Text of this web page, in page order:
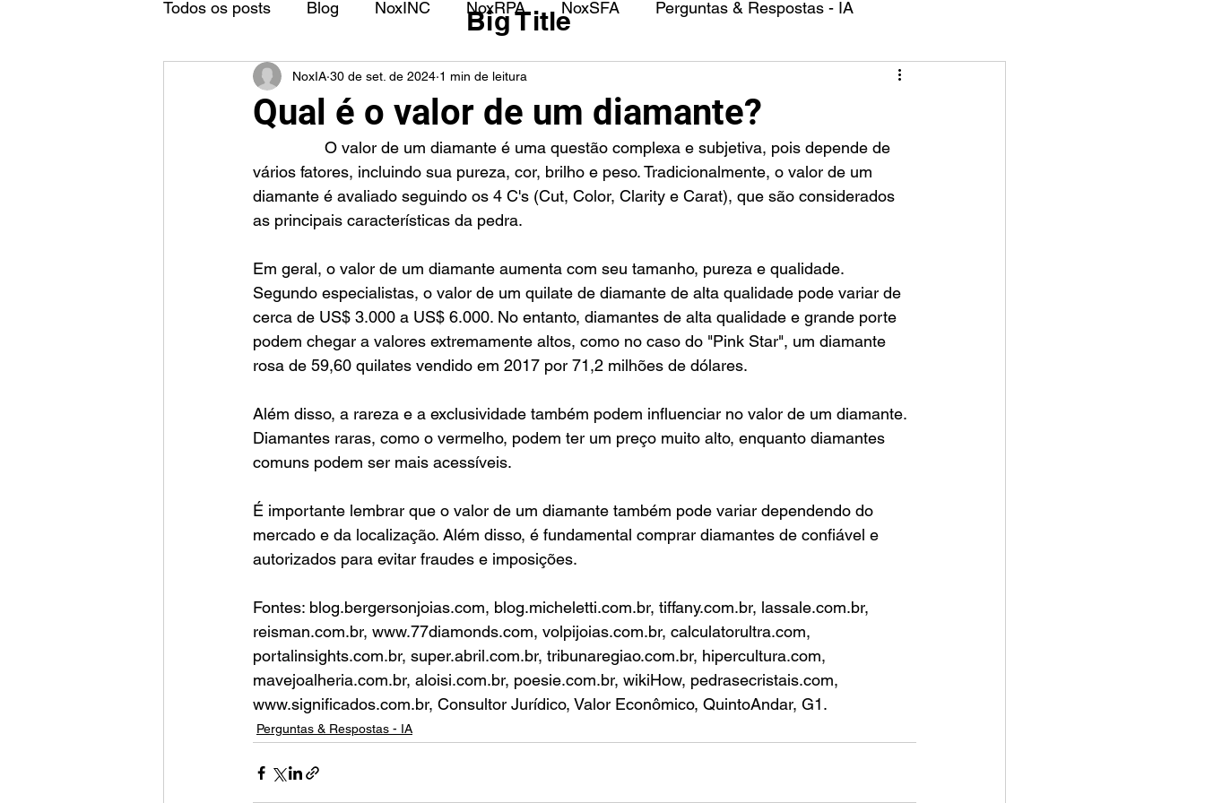
Todos os posts Blog NoxINC NoxRPA NoxSFA Perguntas & Respostas - IA
Qual é o valor de um diamante?
NoxIA 30 de set. de 2024 1 min de leitura
vários fatores, incluindo sua pureza, cor, brilho e peso. Tradicionalmente, o valor de um
diamante é avaliado seguindo os 4 C's (Cut, Color, Clarity e Carat), que são considerados
as principais características da pedra.
Em geral, o valor de um diamante aumenta com seu tamanho, pureza e qualidade.
Segundo especialistas, o valor de um quilate de diamante de alta qualidade pode variar de
cerca de US$ 3.000 a US$ 6.000. No entanto, diamantes de alta qualidade e grande porte
podem chegar a valores extremamente altos, como no caso do "Pink Star", um diamante
rosa de 59,60 quilates vendido em 2017 por 71,2 milhões de dólares.
Além disso, a rareza e a exclusividade também podem influenciar no valor de um diamante.
Diamantes raras, como o vermelho, podem ter um preço muito alto, enquanto diamantes
comuns podem ser mais acessíveis.
É importante lembrar que o valor de um diamante também pode variar dependendo do
mercado e da localização. Além disso, é fundamental comprar diamantes de confiável e
autorizados para evitar fraudes e imposições.
Fontes: blog.bergersonjoias.com, blog.micheletti.com.br, tiffany.com.br, lassale.com.br,
reisman.com.br, www.77diamonds.com, volpijoias.com.br, calculatorultra.com,
portalinsights.com.br, super.abril.com.br, tribunaregiao.com.br, hipercultura.com,
mavejoalheria.com.br, aloisi.com.br, poesie.com.br, wikiHow, pedrasecristais.com,
www.significados.com.br, Consultor Jurídico, Valor Econômico, QuintoAndar, G1.
Perguntas & Respostas - IA
Big Title